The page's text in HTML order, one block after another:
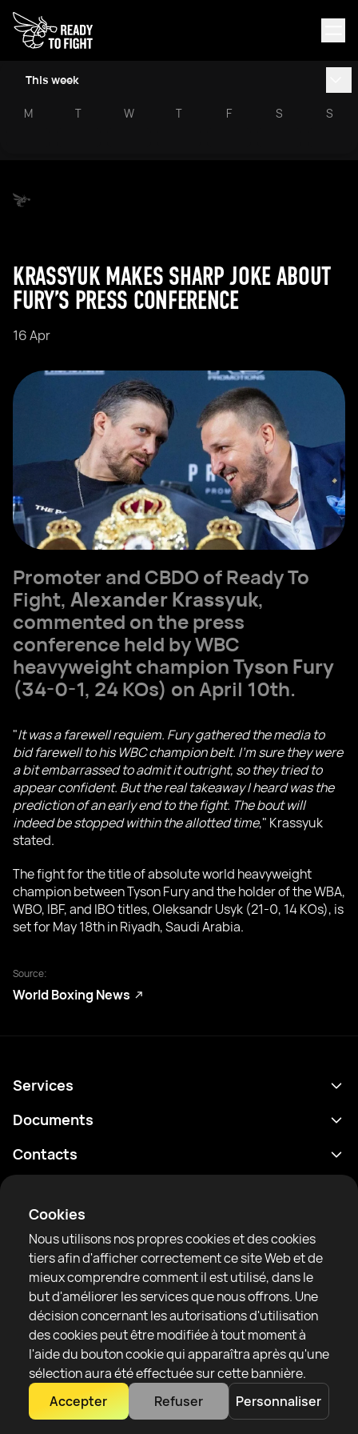
This week
M T W T F S S
Cookies
Nous utilisons nos propres cookies et des cookies
tiers afin d'afficher correctement ce site Web et de
mieux comprendre comment il est utilisé, dans le
but d'améliorer les services que nous offrons. Une
décision concernant les autorisations d'utilisation
des cookies peut être modifiée à tout moment à
l'aide du bouton cookie qui apparaîtra après qu'une
sélection aura été effectuée sur cette bannière.
Accepter
Refuser Personnaliser
KRASSYUK MAKES SHARP JOKE ABOUT
FURY’S PRESS CONFERENCE
16 Apr
Promoter and CBDO of Ready To
Fight, Alexander Krassyuk,
commented on the press
conference held by WBC
heavyweight championTyson Fury
(34-0-1, 24 KOs) on April 10th.
"It was a farewell requiem. Fury gathered the media to
bid farewell to his WBC champion belt. I'm sure they were
a bit embarrassed to admit it outright, so they tried to
appear confident. But the real takeaway I heard was the
prediction of an early end to the fight. The bout will
indeed be stopped within the allotted time," Krassyuk
stated.
The fight for the title of absolute world heavyweight
champion between Tyson Fury and the holder of the WBA,
WBO, IBF, and IBO titles, Oleksandr Usyk (21-0, 14 KOs), is
set for May 18th in Riyadh, Saudi Arabia.
Source:
World Boxing News
RTF United service limited
6 Burrows court, Liverpool, United Kingdom
Services
Programme
Classements
Actualités
Articles
Sparring Finder
Documents
Politique de confidentialité
Conditions d'utilisation
Règles de la communauté
Contacts